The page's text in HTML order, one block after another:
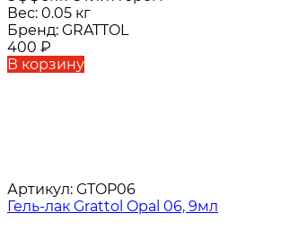
Вес: 0.05 кг
Бренд: GRATTOL
400 ₽
В корзину
Артикул: GTOP06
Гель-лак Grattol Opal 06, 9мл